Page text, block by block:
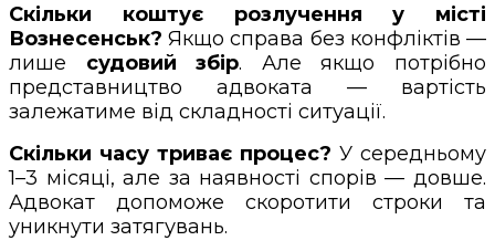
Скільки коштує розлучення у місті
Вознесенськ? Якщо справа без конфліктів —
лише судовий збір. Але якщо потрібно
представництво адвоката — вартість
залежатиме від складності ситуації.
Скільки часу триває процес? У середньому
1–3 місяці, але за наявності спорів — довше.
Адвокат допоможе скоротити строки та
уникнути затягувань.